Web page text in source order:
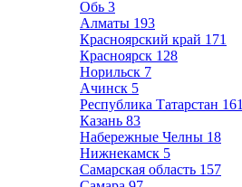
Обь 3
Алматы 193
Красноярский край 171
Красноярск 128
Норильск 7
Ачинск 5
Республика Татарстан 161
Казань 83
Набережные Челны 18
Нижнекамск 5
Самарская область 157